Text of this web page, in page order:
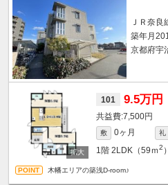
ＪＲ奈良
築年月
京都府宇
101 9.5万円
7,500円
敷 0ヶ月 礼
1階 2LDK（59ｍ2 ）
木幡エリアの築浅D-room♪